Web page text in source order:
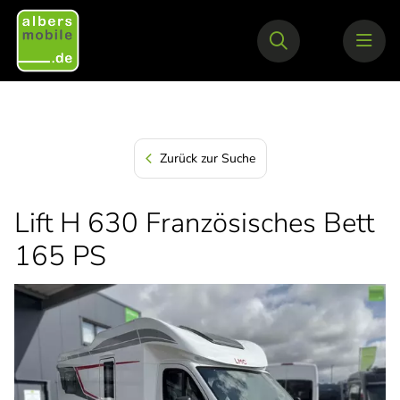
Zurück zur Suche
Lift H 630 Französisches Bett
165 PS